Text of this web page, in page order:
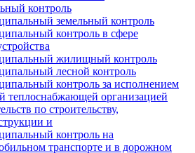
контроль
земельный контроль
контроль в сфере
жилищный контроль
лесной контроль
контроль за исполнением
теплоснабжающей организацией
по строительству,
и
контроль на
транспорте и в дорожном